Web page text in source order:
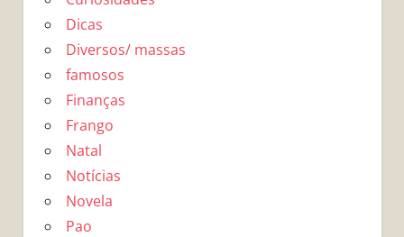
Dicas
Diversos/ massas
famosos
Finanças
Frango
Natal
Notícias
Novela
Pao